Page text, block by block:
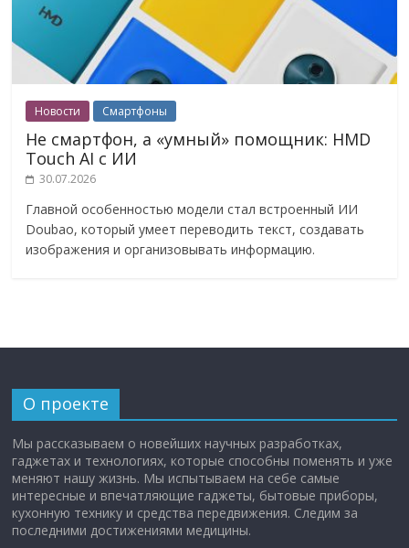
Новости Смартфоны
Не смартфон, а «умный» помощник: HMD
Touch AI с ИИ
30.07.2026
Главной особенностью модели стал встроенный ИИ
Doubao, который умеет переводить текст, создавать
изображения и организовывать информацию.
О проекте
Мы рассказываем о новейших научных разработках,
гаджетах и технологиях, которые способны поменять и уже
меняют нашу жизнь. Мы испытываем на себе самые
интересные и впечатляющие гаджеты, бытовые приборы,
кухонную технику и средства передвижения. Следим за
последними достижениями медицины.